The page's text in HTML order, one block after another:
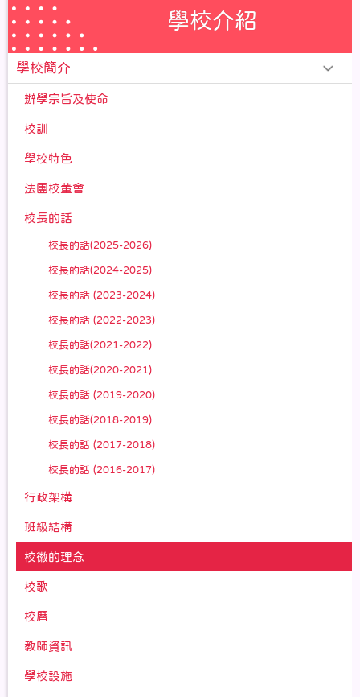
學校介紹
學校簡介
辦學宗旨及使命
校訓
學校特色
法團校董會
校長的話
校長的話(2025-2026)
校長的話(2024-2025)
校長的話 (2023-2024)
校長的話 (2022-2023)
校長的話(2021-2022)
校長的話(2020-2021)
校長的話 (2019-2020)
校長的話(2018-2019)
校長的話 (2017-2018)
校長的話 (2016-2017)
行政架構
班級結構
校徽的理念
校歌
校曆
教師資訊
學校設施